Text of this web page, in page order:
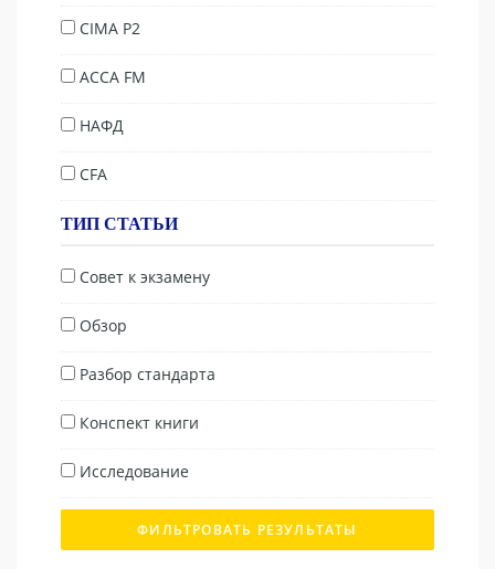
CIMA P2
ACCA FM
НАФД
CFA
ТИП СТАТЬИ
Совет к экзамену
Обзор
Разбор стандарта
Конспект книги
Исследование
ФИЛЬТРОВАТЬ РЕЗУЛЬТАТЫ